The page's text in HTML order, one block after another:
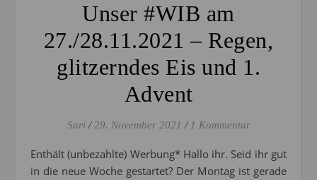
Unser #WIB am
27./28.11.2021 – Regen,
glitzerndes Eis und 1.
Advent
Sari / 29. November 2021 / 1 Kommentar
Enthält (unbezahlte) Werbung* Hallo ihr. Seid ihr gut
in die neue Woche gestartet? Der Montag ist gerade